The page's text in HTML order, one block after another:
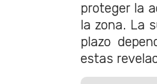
proteger la
la zona. La
plazo
estas